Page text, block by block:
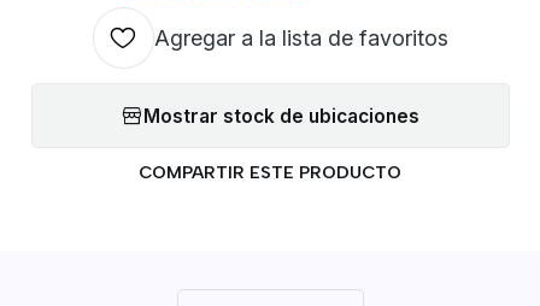
Agregar a la lista de favoritos
Mostrar stock de ubicaciones
COMPARTIR ESTE PRODUCTO